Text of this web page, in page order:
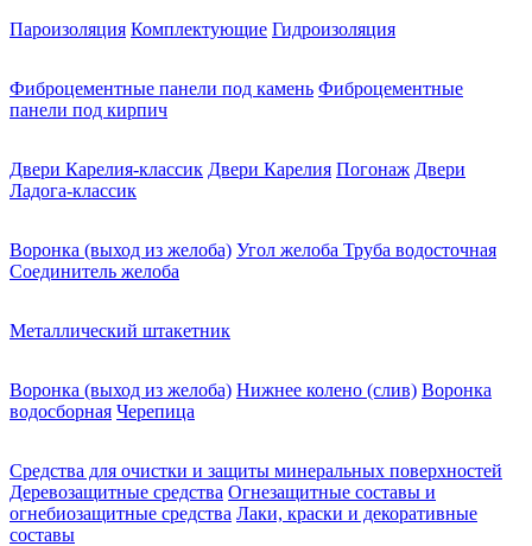
Пароизоляция Комплектующие Гидроизоляция
Фиброцементные панели под камень Фиброцементные
панели под кирпич
Двери Карелия-классик Двери Карелия Погонаж Двери
Ладога-классик
Воронка (выход из желоба) Угол желоба Труба водосточная
Соединитель желоба
Металлический штакетник
Воронка (выход из желоба) Нижнее колено (слив) Воронка
водосборная Черепица
Средства для очистки и защиты минеральных поверхностей
Деревозащитные средства Огнезащитные составы и
огнебиозащитные средства Лаки, краски и декоративные
составы